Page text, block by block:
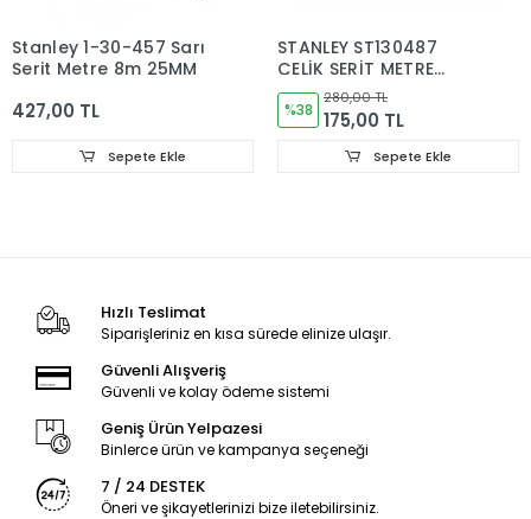
Stanley 1-30-457 Sarı
Şerit Metre 8m 25MM
427,00 TL
Sepete Ekle
STANLEY ST130487
ÇELİK ŞERİT METRE
3MTX12.7MM
%38
280,00 TL
175,00 TL
Sepete Ekle
Hızlı Teslimat
Siparişleriniz en kısa sürede elinize ulaşır.
Güvenli Alışveriş
Güvenli ve kolay ödeme sistemi
Geniş Ürün Yelpazesi
Binlerce ürün ve kampanya seçeneği
7 / 24 DESTEK
Öneri ve şikayetlerinizi bize iletebilirsiniz.